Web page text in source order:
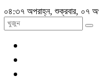
০৪:৩৭ অপরাহ্ন, শুক্রবার, ০৭